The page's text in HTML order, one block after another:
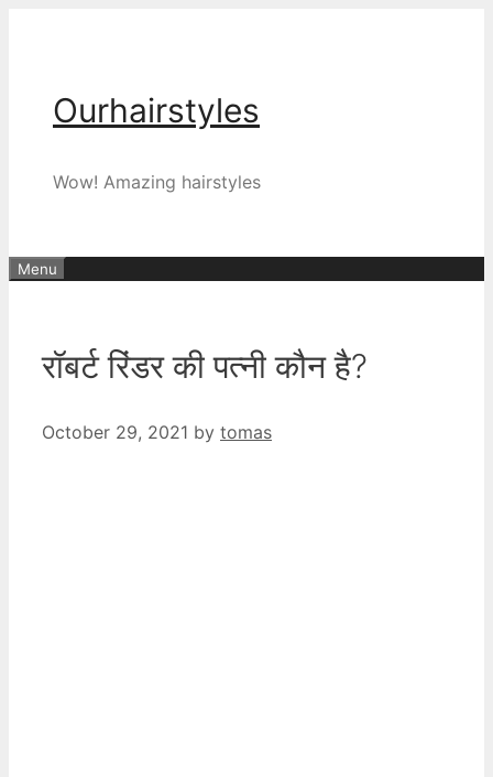
Ourhairstyles
Wow! Amazing hairstyles
Menu
रॉबर्ट रिंडर की पत्नी कौन है?
October 29, 2021 by tomas